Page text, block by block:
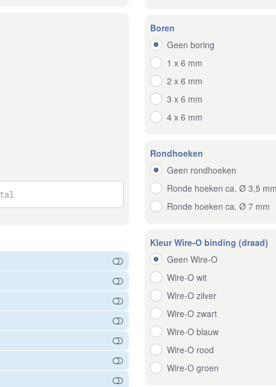
Boren
Geen boring
1 x 6 mm
2 x 6 mm
3 x 6 mm
4 x 6 mm
Rondhoeken
Geen rondhoeken
Ronde hoeken ca. Ø 3,5
Ronde hoeken ca. Ø 7 mm
Kleur Wire-O binding (draad)
Geen Wire-O
Wire-O wit
Wire-O zilver
Wire-O zwart
Wire-O blauw
Wire-O rood
Wire-O groen